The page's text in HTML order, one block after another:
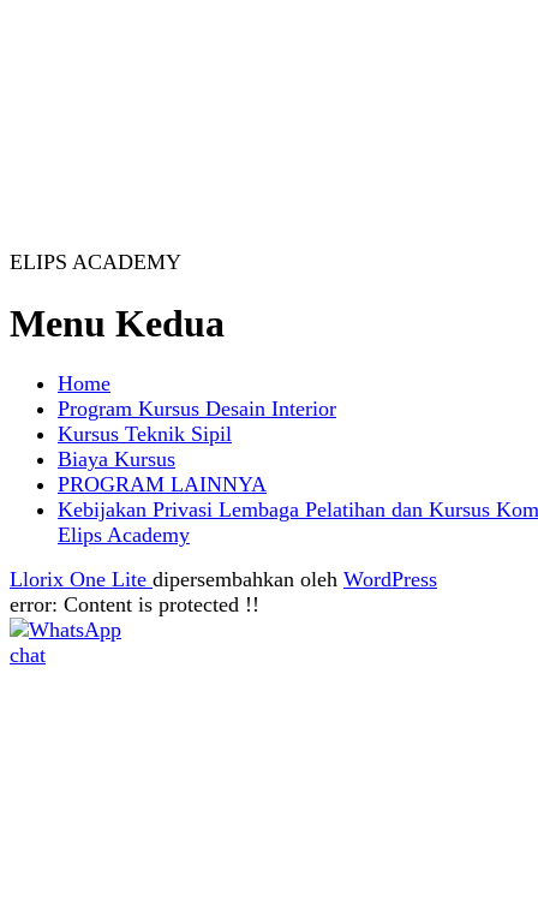
ELIPS ACADEMY
Menu Kedua
Home
Program Kursus Desain Interior
Kursus Teknik Sipil
Biaya Kursus
PROGRAM LAINNYA
Kebijakan Privasi Lembaga Pelatihan dan Kursus
Elips Academy
Llorix One Lite dipersembahkan oleh WordPress
error: Content is protected !!